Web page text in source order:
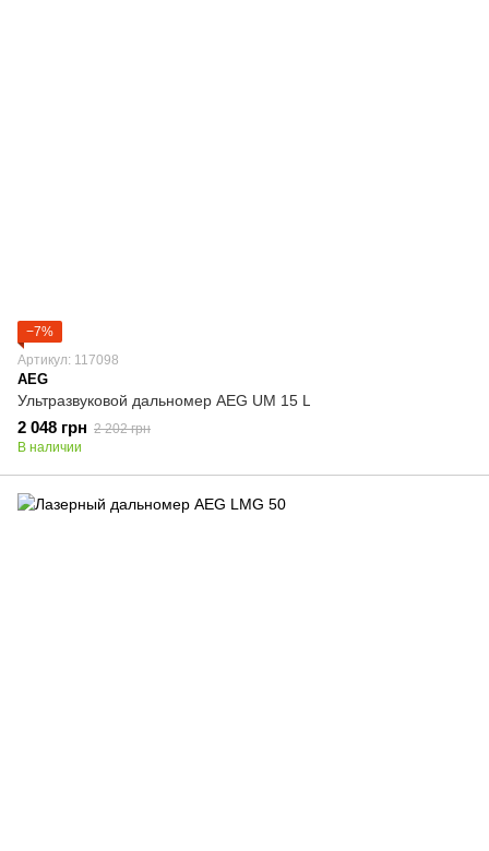
−7%
Артикул: 117098
AEG
Ультразвуковой дальномер AEG UM 15 L
2 048 грн 2 202 грн
В наличии